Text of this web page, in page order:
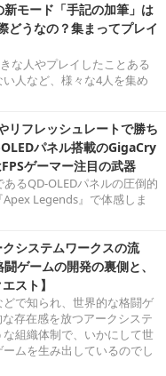
モード「手記の加筆」は
うなの？集まってプレイ
な人やプレイしたことある
人など、様々な4人を集め
リフレッシュレートで勝ち
パネル搭載のGigaCry
ゲーマー注目の武器
あるQD-OLEDパネルの圧倒的
Legends』で体感しま
クシステムワークスの流
ゲームの開発の裏側と、
スト】
どで知られ、世界的な格闘ゲ
存在感を放つアークシステ
組織体制で、いかにして世
ムを生み出しているのでし